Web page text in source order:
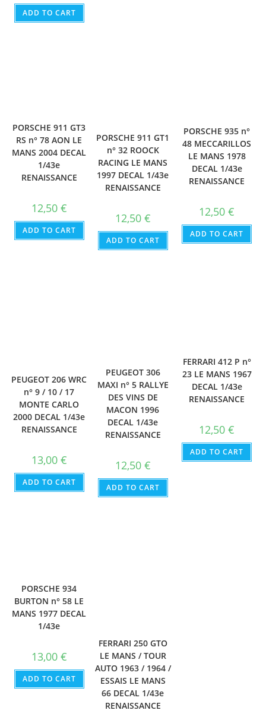
ADD TO CART
PORSCHE 911 GT3
RS n° 78 AON LE
MANS 2004 DECAL
1/43e
RENAISSANCE
12,50 €
ADD TO CART
PORSCHE 911 GT1
n° 32 ROOCK
RACING LE MANS
1997 DECAL 1/43e
RENAISSANCE
12,50 €
ADD TO CART
PORSCHE 935 n°
48 MECCARILLOS
LE MANS 1978
DECAL 1/43e
RENAISSANCE
12,50€
ADD TO CART
PEUGEOT 206 WRC
n° 9 / 10 / 17
MONTE CARLO
2000 DECAL 1/43e
RENAISSANCE
13,00 €
ADD TO CART
PEUGEOT 306
MAXI n° 5 RALLYE
DES VINS DE
MACON 1996
DECAL 1/43e
RENAISSANCE
12,50 €
ADD TO CART
FERRARI 412 P n°
23 LE MANS 1967
DECAL 1/43e
RENAISSANCE
12,50€
ADD TO CART
PORSCHE 934
BURTON n° 58 LE
MANS 1977 DECAL
1/43e
13,00 €
ADD TO CART
FERRARI 250 GTO
LE MANS / TOUR
AUTO 1963 / 1964 /
ESSAIS LE MANS
66 DECAL 1/43e
RENAISSANCE